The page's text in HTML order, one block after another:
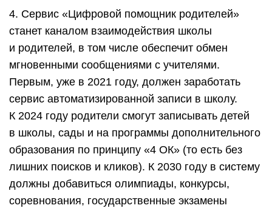
4. Сервис «Цифровой помощник родителей»
станет каналом взаимодействия школы
и родителей, в том числе обеспечит обмен
мгновенными сообщениями с учителями.
Первым, уже в 2021 году, должен заработать
сервис автоматизированной записи в школу.
К 2024 году родители смогут записывать детей
в школы, сады и на программы дополнительного
образования по принципу «4 ОК» (то есть без
лишних поисков и кликов). К 2030 году в систему
должны добавиться олимпиады, конкурсы,
соревнования, государственные экзамены